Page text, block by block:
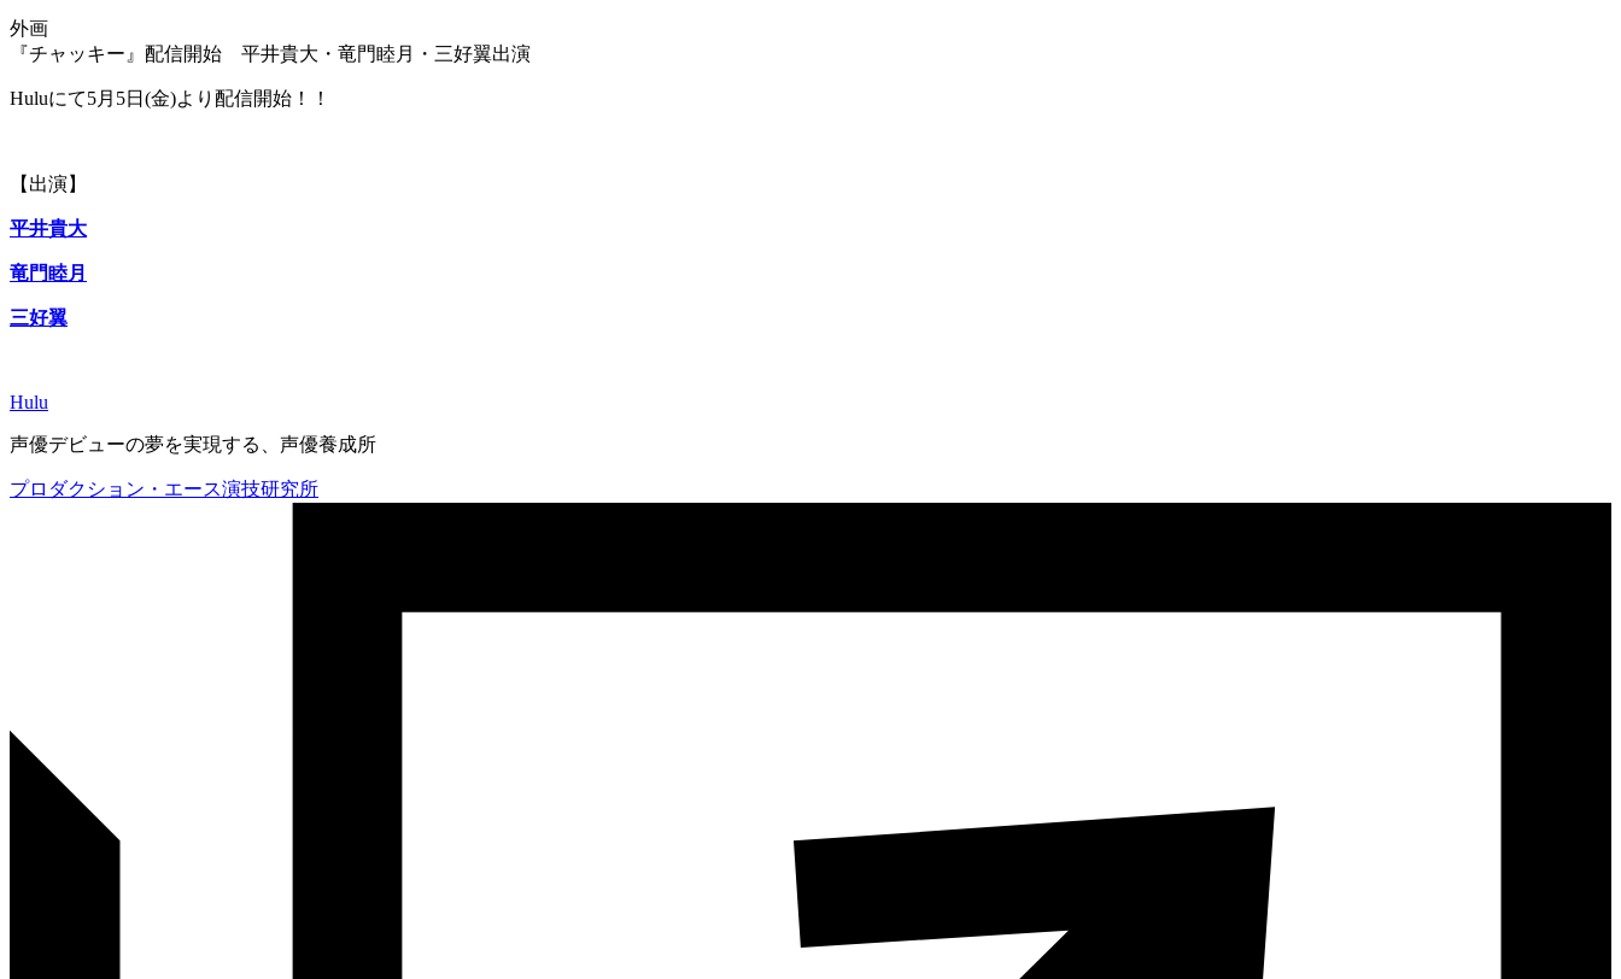
外画
『チャッキー』配信開始 平井貴大・竜門睦月・三好翼出演
Huluにて5月5日(金)より配信開始！！
【出演】
平井貴大
竜門睦月
三好翼
Hulu
声優デビューの夢を実現する、声優養成所
プロダクション・エース演技研究所